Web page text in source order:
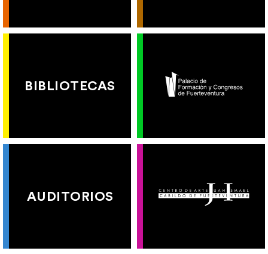
BIBLIOTECAS
AUDITORIOS